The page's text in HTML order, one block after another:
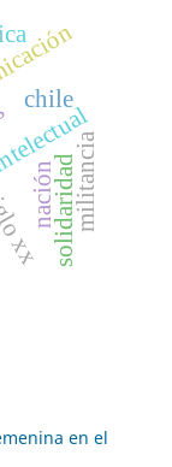
xx
chile
naciónsolidaridadmilitancia
en el